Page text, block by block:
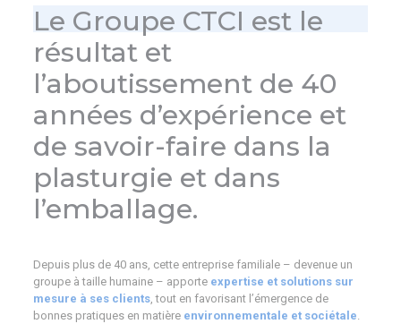
Le Groupe CTCI est le
résultat et
l’aboutissement de 40
années d’expérience et
de savoir-faire dans la
plasturgie et dans
l’emballage.
Depuis plus de 40 ans, cette entreprise familiale – devenue un
groupe à taille humaine – apporte expertise et solutions sur
mesure à ses clients, tout en favorisant l’émergence de
bonnes pratiques en matière environnementale et sociétale.